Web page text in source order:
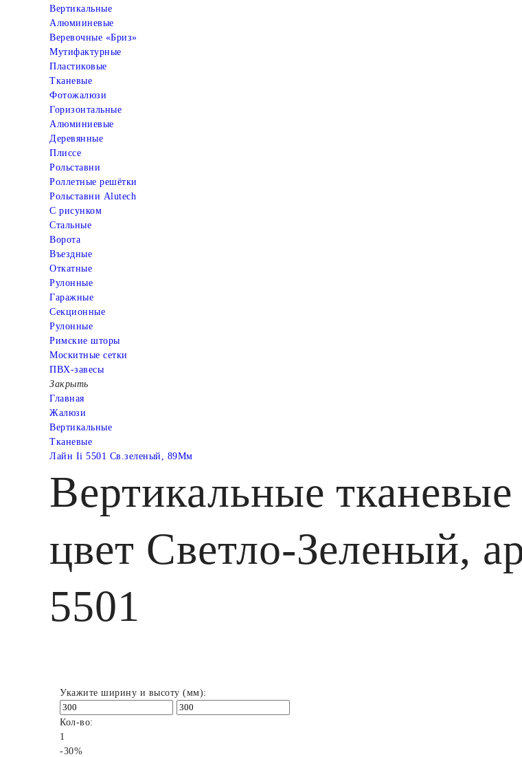
Вертикальные
Алюмииневые
Веревочные «Бриз»
Мутифактурные
Пластиковые
Тканевые
Фотожалюзи
Горизонтальные
Алюминиевые
Деревянные
Плиссе
Рольставни
Роллетные решётки
Рольставни Alutech
С рисунком
Стальные
Ворота
Въездные
Откатные
Рулонные
Гаражные
Cекционные
Рулонные
Римские шторы
Москитные сетки
ПВХ-завесы
Закрыть
Главная
Жалюзи
Вертикальные
Тканевые
Лайн Ii 5501 Св.зеленый, 89Мм
Вертикальные
цвет Светло-Зеленый,
5501
Укажите ширину и высоту (мм):
Кол-во:
1
-30%